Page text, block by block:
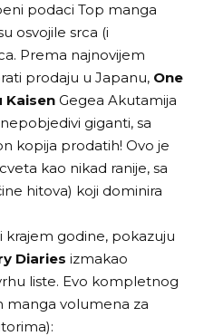
podaci Top manga
osvojile srca (i
Prema najnovijem
prodaju u Japanu, One
Kaisen Gegea Akutamija
giganti, sa
kopija prodatih! Ovo je
kao nikad ranije, sa
hitova) koji dominira
krajem godine, pokazuju
Diaries izmakao
liste. Evo kompletnog
manga volumena za